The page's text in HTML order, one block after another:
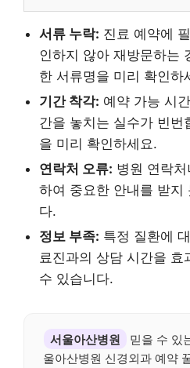
서류 누락: 진료 예약에
인하지 않아 재방문하는
한 서류명을 미리 확인하
기간 착각: 예약 가능 시
간을 놓치는 실수가 빈번
을 미리 확인하세요.
연락처 오류: 병원 연락
하여 중요한 안내를 받지
다.
정보 부족: 특정 질환에
료진과의 상담 시간을 효
수 있습니다.
서울아산병원
믿을 수 있
울아산병원 신경외과 예약